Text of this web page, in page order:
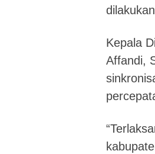
Kepala
Affandi,